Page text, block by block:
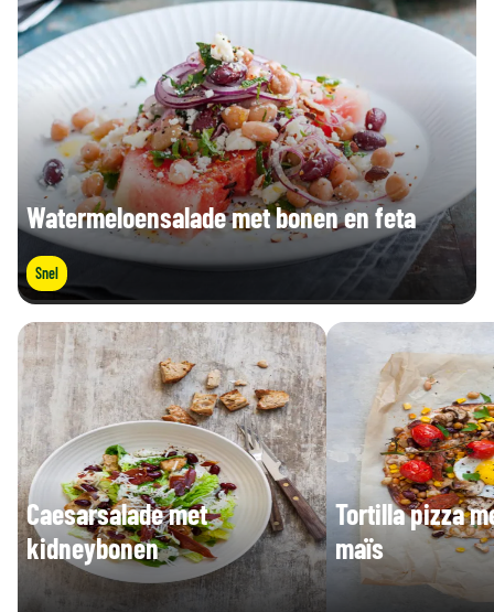
Watermeloensalade met bonen en feta
Snel
Caesarsalade met
kidneybonen
Tortilla pizza
maïs